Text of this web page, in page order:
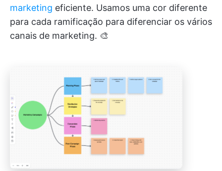
marketing eficiente. Usamos uma cor diferente
para cada ramificação para diferenciar os vários
canais de marketing. 🎨